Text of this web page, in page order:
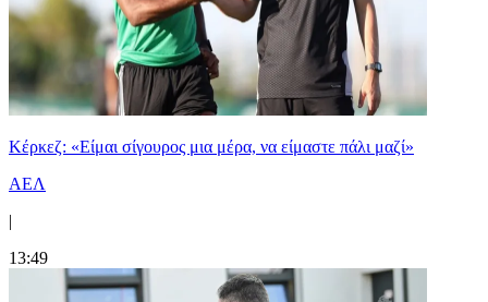
Κέρκεζ: «Είμαι σίγουρος μια μέρα, να είμαστε πάλι μαζί»
ΑΕΛ
|
13:49